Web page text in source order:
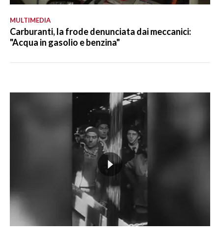
MULTIMEDIA
Carburanti, la frode denunciata dai meccanici:
"Acqua in gasolio e benzina"